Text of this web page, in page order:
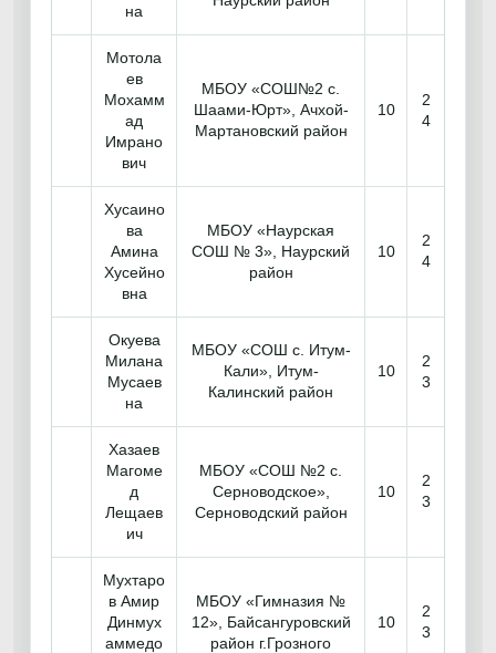
на
Мотола
ев
Мохамм
ад
Имрано
вич
МБОУ «СОШ№2 с.
Шаами-Юрт», Ачхой-
Мартановский район
10
2
4
Хусаино
ва
Амина
Хусейно
вна
МБОУ «Наурская
СОШ № 3», Наурский
район
10
2
4
Окуева
Милана
Мусаев
на
МБОУ «СОШ с. Итум-
Кали», Итум-
Калинский район
10
2
3
Хазаев
Магоме
д
Лещаев
ич
МБОУ «СОШ №2 с.
Серноводское»,
Серноводский район
10
2
3
Мухтаро
в Амир
Динмух
аммедо
МБОУ «Гимназия №
12», Байсангуровский
район г.Грозного
10
2
3